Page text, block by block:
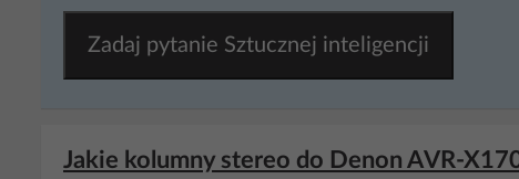
Zadaj pytanie Sztucznej inteligencji
Jakie kolumny stereo do Denon AVR-